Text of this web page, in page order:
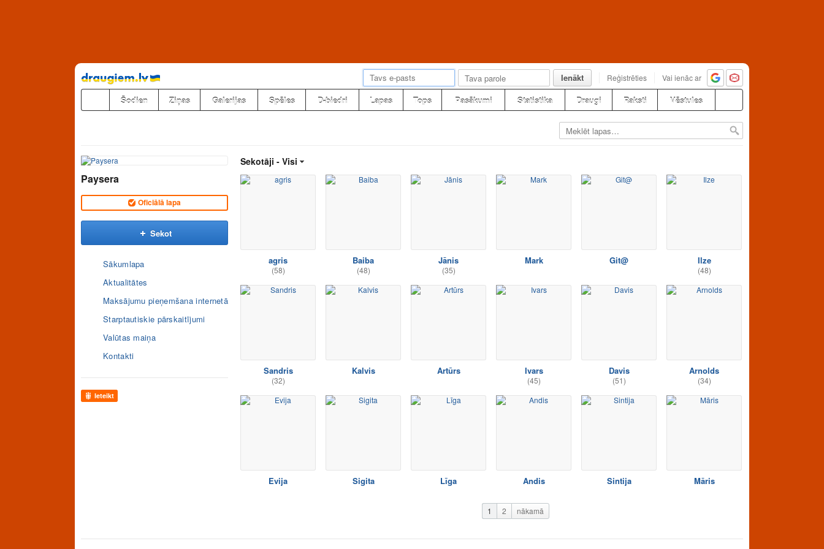
Pāriet
uz
saturu
Ienākt Reģistrēties Vai ienāc ar
Šodien Ziņas Galerijas Spēles D-biedri Lapas Tops Pasākumi Statistika Draugi Raksti Vēstules
Paysera
Oficiālā lapa
Sekot
Sākumlapa
Aktualitātes
Maksājumu pieņemšana internetā
Starptautiskie pārskaitījumi
Valūtas maiņa
Kontakti
Ieteikt
Sekotāji - Visi
agris
(58)
Baiba
(48)
Jānis
(35)
Mark Git@ Ilze
(48)
Sandris
(32)
Kalvis Artūrs Ivars
(45)
Davis
(51)
Arnolds
(34)
Evija Sigita Līga Andis Sintija Māris
1 2 nākamā